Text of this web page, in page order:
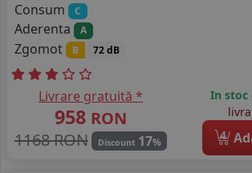
Consum
C
Aderenta A
Zgomot B 72 dB
Livrare gratuită *
958 RON
1168 RON
Discount 17%
In stoc
4